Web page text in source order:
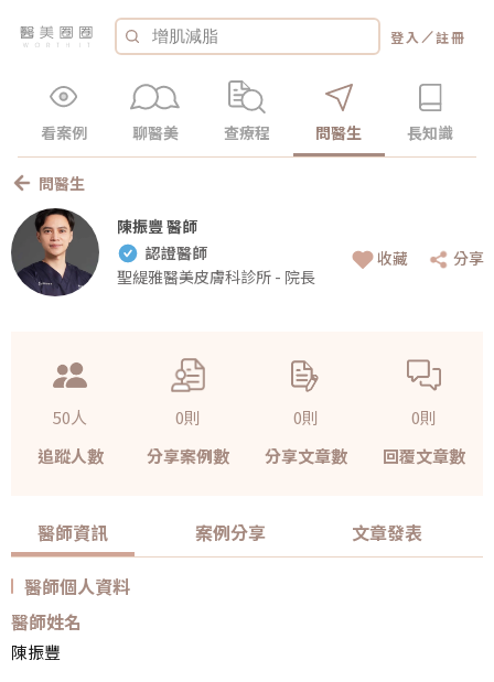
登入 ／註冊
看案例 聊醫美 查療程 問醫生 長知識
問醫生
陳振豐 醫師
認證醫師
聖緹雅醫美皮膚科診所 - 院長
收藏 分享
50人
追蹤人數
0則
分享案例數
0則
分享文章數
0則
回覆文章數
醫師資訊 案例分享 文章發表
醫師個人資料
醫師姓名
陳振豐